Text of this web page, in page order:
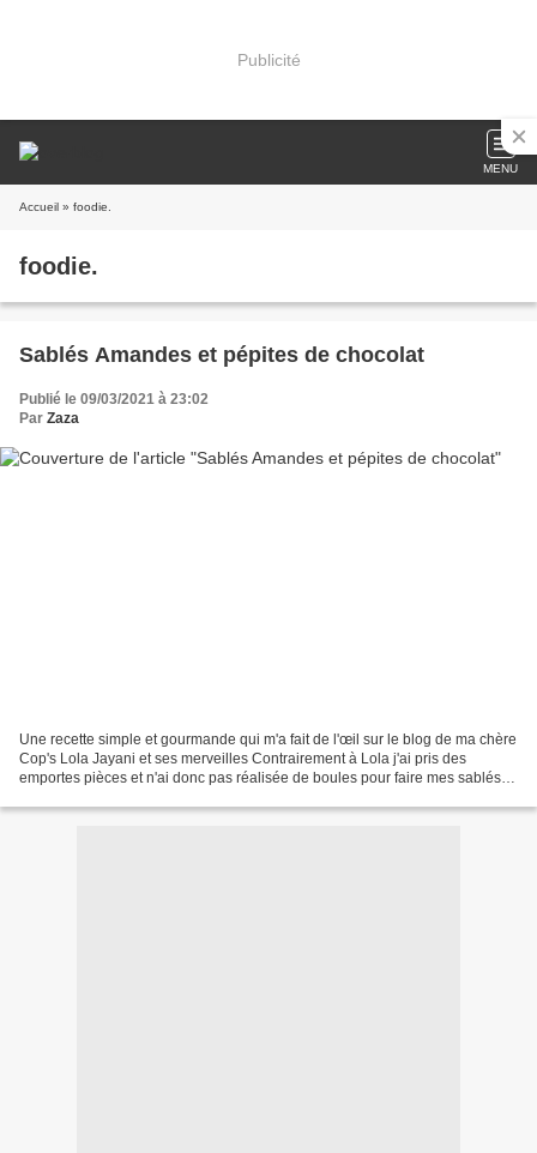
Publicité
MENU
Accueil » foodie.
foodie.
Sablés Amandes et pépites de chocolat
Publié le 09/03/2021 à 23:02
Par Zaza
Une recette simple et gourmande qui m'a fait de l'œil sur le blog de ma chère
Cop's Lola Jayani et ses merveilles Contrairement à Lola j'ai pris des
emportes pièces et n'ai donc pas réalisée de boules pour faire mes sablés